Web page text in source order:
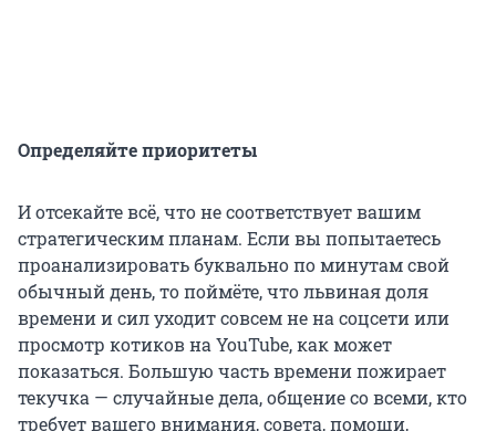
Определяйте приоритеты
И отсекайте всё, что не соответствует вашим
стратегическим планам. Если вы попытаетесь
проанализировать буквально по минутам свой
обычный день, то поймёте, что львиная доля
времени и сил уходит совсем не на соцсети или
просмотр котиков на YouTube, как может
показаться. Большую часть времени пожирает
текучка — случайные дела, общение со всеми, кто
требует вашего внимания, совета, помощи,